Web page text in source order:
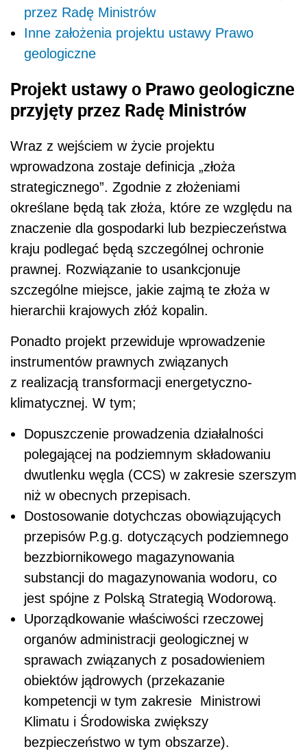
przez Radę Ministrów
Inne założenia projektu ustawy Prawo
geologiczne
Projekt ustawy o Prawo geologiczne
przyjęty przez Radę Ministrów
Wraz z wejściem w życie projektu
wprowadzona zostaje definicja „złoża
strategicznego”. Zgodnie z złożeniami
określane będą tak złoża, które ze względu na
znaczenie dla gospodarki lub bezpieczeństwa
kraju podlegać będą szczególnej ochronie
prawnej. Rozwiązanie to usankcjonuje
szczególne miejsce, jakie zajmą te złoża w
hierarchii krajowych złóż kopalin.
Ponadto projekt przewiduje wprowadzenie
instrumentów prawnych związanych
z realizacją transformacji energetyczno-
klimatycznej. W tym;
Dopuszczenie prowadzenia działalności
polegającej na podziemnym składowaniu
dwutlenku węgla (CCS) w zakresie szerszym
niż w obecnych przepisach.
Dostosowanie dotychczas obowiązujących
przepisów P.g.g. dotyczących podziemnego
bezzbiornikowego magazynowania
substancji do magazynowania wodoru, co
jest spójne z Polską Strategią Wodorową.
Uporządkowanie właściwości rzeczowej
organów administracji geologicznej w
sprawach związanych z posadowieniem
obiektów jądrowych (przekazanie
kompetencji w tym zakresie Ministrowi
Klimatu i Środowiska zwiększy
bezpieczeństwo w tym obszarze).